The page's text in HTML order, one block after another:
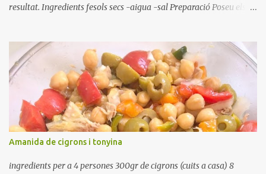
resultat. Ingredients fesols secs -aigua -sal Preparació Poseu els
quan arrenca el bull, canvieu l'aigua bullint, per aigua freda,
repetiu dues o tres vegades, abaixeu el foc i atureu la ebullició, dues
o tres vegades afegint aigua freda, han de coure a foc baix, quasi
be, sense bullir i sempre sempre, amb l'olla tapada, entre 1 hora i 1
hora i mitja. Saleu 10 minuts abans de retirar del foc. Heu de veure
vosaltres el moment en que ja estan cuites. Anotacions Deixeu
refredar en la mateixa olla. El caldo de coure els fesols, es pot
utilitzar per una crema o sopa. Ingredientes judias -agua -sal
Preparación Ponga las judías a r...
Amanida de cigrons i tonyina
ingredients per a 4 persones 300gr de cigrons (cuits a casa) 8